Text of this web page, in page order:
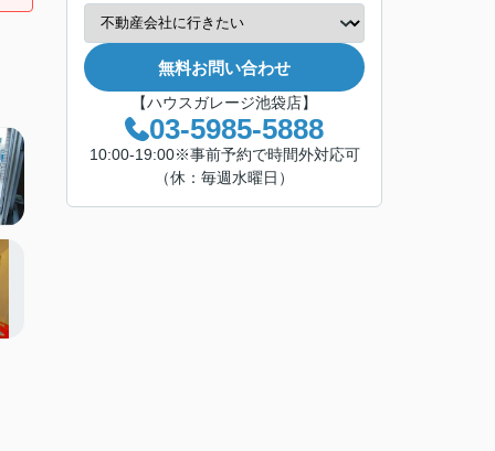
無料お問い合わせ
【ハウスガレージ池袋店】
03-5985-5888
10:00-19:00※事前予約で時間外対応可
（休：毎週水曜日）